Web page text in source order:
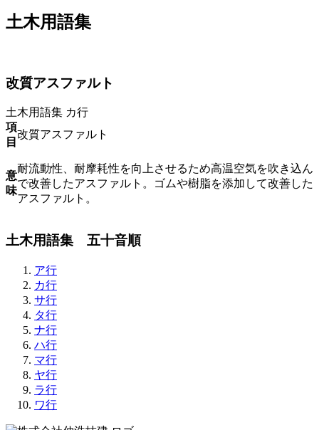
土木用語集
改質アスファルト
土木用語集 カ行
項
目
改質アスファルト
意
味
耐流動性、耐摩耗性を向上させるため高温空気を吹き込ん
で改善したアスファルト。ゴムや樹脂を添加して改善した
アスファルト。
土木用語集 五十音順
ア行
カ行
サ行
タ行
ナ行
ハ行
マ行
ヤ行
ラ行
ワ行